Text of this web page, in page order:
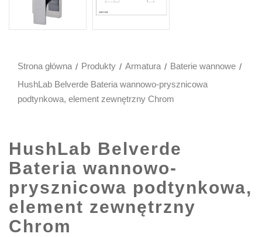
Strona główna Produkty Armatura
Baterie wannowe
HushLab Belverde Bateria wannowo-prysznicowa
podtynkowa, element zewnętrzny Chrom
HushLab Belverde
Bateria wannowo-
prysznicowa podtynkowa,
element zewnętrzny
Chrom